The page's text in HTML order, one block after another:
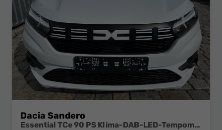
Dacia Sandero
Essential TCe 90 PS Klima-DAB-LED-Tempomat-Limiter-sofort